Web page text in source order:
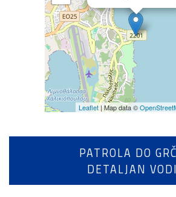
Leaflet| Map data ©
PATROLA DO
DETALJAN